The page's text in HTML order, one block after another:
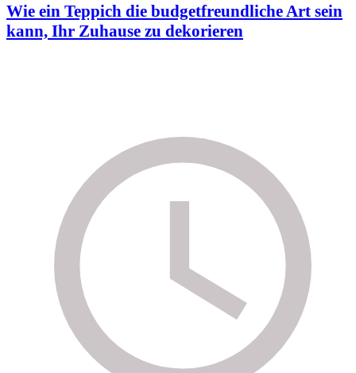
Wie ein Teppich die budgetfreundliche Art sein
kann, Ihr Zuhause zu dekorieren